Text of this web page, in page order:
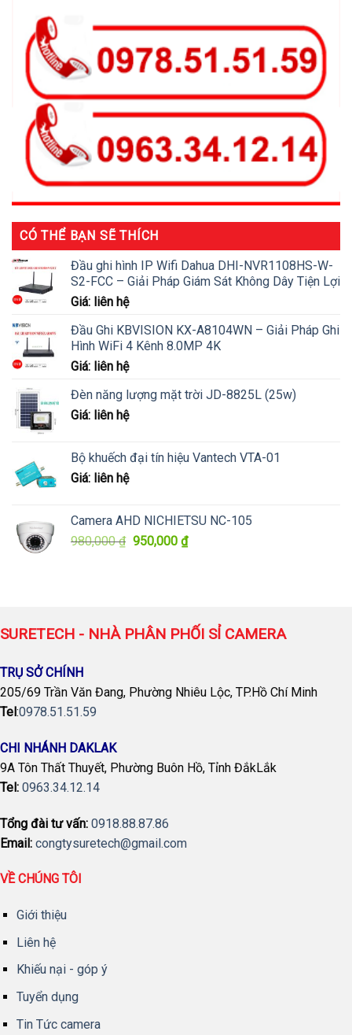
CÓ THỂ BẠN SẼ THÍCH
Đầu ghi hình IP Wifi Dahua DHI-NVR1108HS-W-
S2-FCC – Giải Pháp Giám Sát Không Dây Tiện Lợi
Giá: liên hệ
Đầu Ghi KBVISION KX-A8104WN – Giải Pháp Ghi
Hình WiFi 4 Kênh 8.0MP 4K
Giá: liên hệ
Đèn năng lượng mặt trời JD-8825L (25w)
Giá: liên hệ
Bộ khuếch đại tín hiệu Vantech VTA-01
Giá: liên hệ
Camera AHD NICHIETSU NC-105
980,000₫ Giá
950,000 ₫Giá
SURETECH - NHÀ PHÂN PHỐI SỈ CAMERA
TRỤ SỞ CHÍNH
205/69 Trần Văn Đang, Phường Nhiêu Lộc, TP.Hồ Chí Minh
Tel:0978.51.51.59
CHI NHÁNH DAKLAK
9A Tôn Thất Thuyết, Phường Buôn Hồ, Tỉnh ĐắkLắk
Tel: 0963.34.12.14
Tổng đài tư vấn: 0918.88.87.86
Email: congtysuretech@gmail.com
VỀ CHÚNG TÔI
Giới thiệu
Liên hệ
Khiếu nại - góp ý
Tuyển dụng
Tin Tức camera